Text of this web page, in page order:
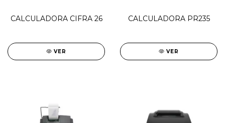
CALCULADORA CIFRA 26
VER
CALCULADORA PR235
VER